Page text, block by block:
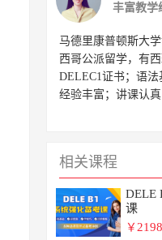
丰富教学
马德里康普顿斯大
西哥公派留学，有
DELEC1证书；语
经验丰富；讲课认真
相关课程
DELE
课
￥